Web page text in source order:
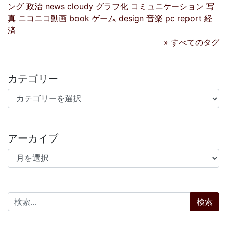
ング 政治 news cloudy グラフ化 コミュニケーション 写
真 ニコニコ動画 book ゲーム design 音楽 pc report 経
済
» すべてのタグ
カテゴリー
カテゴリー
アーカイブ
アーカイブ
検索: